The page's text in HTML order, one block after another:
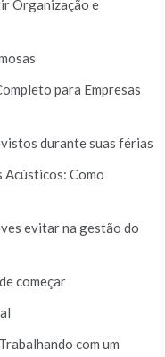
Organização e
para Empresas
durante suas férias
Acústicos: Como
evitar na gestão do
começar
com um